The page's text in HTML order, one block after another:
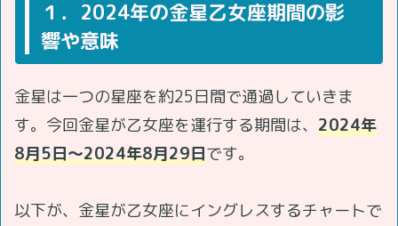
１．2024年の金星乙女座期間の影
響や意味
金星は一つの星座を約25日間で通過していきま
す。今回金星が乙女座を運行する期間は、 2024年
8月5日～2024年8月29日です。
以下が、金星が乙女座にイングレスするチャートで